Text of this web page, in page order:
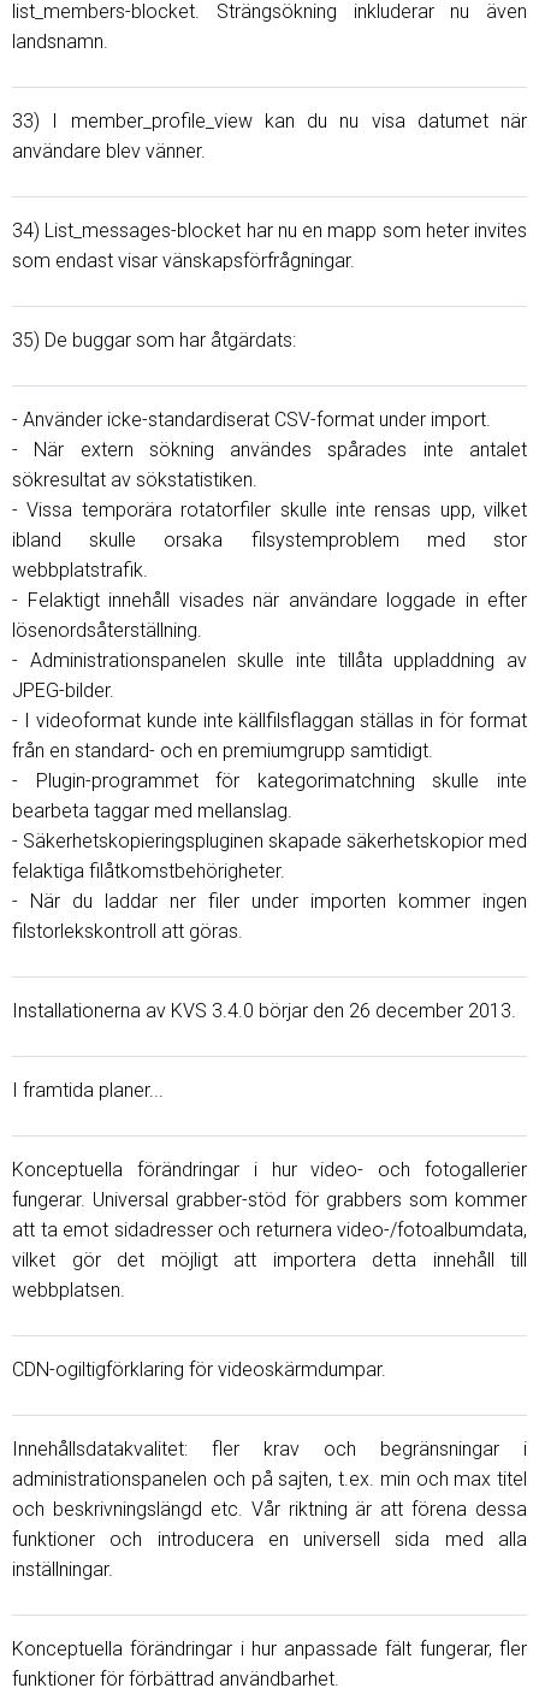
list_members-blocket. Strängsökning inkluderar nu även
landsnamn.
33) I member_profile_view kan du nu visa datumet när
användare blev vänner.
34) List_messages-blocket har nu en mapp som heter invites
som endast visar vänskapsförfrågningar.
35) De buggar som har åtgärdats:
- Använder icke-standardiserat CSV-format under import.
- När extern sökning användes spårades inte antalet
sökresultat av sökstatistiken.
- Vissa temporära rotatorfiler skulle inte rensas upp, vilket
ibland skulle orsaka filsystemproblem med stor
webbplatstrafik.
- Felaktigt innehåll visades när användare loggade in efter
lösenordsåterställning.
- Administrationspanelen skulle inte tillåta uppladdning av
JPEG-bilder.
- I videoformat kunde inte källfilsflaggan ställas in för format
från en standard- och en premiumgrupp samtidigt.
- Plugin-programmet för kategorimatchning skulle inte
bearbeta taggar med mellanslag.
- Säkerhetskopieringspluginen skapade säkerhetskopior med
felaktiga filåtkomstbehörigheter.
- När du laddar ner filer under importen kommer ingen
filstorlekskontroll att göras.
Installationerna av KVS 3.4.0 börjar den 26 december 2013.
I framtida planer...
Konceptuella förändringar i hur video- och fotogallerier
fungerar. Universal grabber-stöd för grabbers som kommer
att ta emot sidadresser och returnera video-/fotoalbumdata,
vilket gör det möjligt att importera detta innehåll till
webbplatsen.
CDN-ogiltigförklaring för videoskärmdumpar.
Innehållsdatakvalitet: fler krav och begränsningar i
administrationspanelen och på sajten, t.ex. min och max titel
och beskrivningslängd etc. Vår riktning är att förena dessa
funktioner och introducera en universell sida med alla
inställningar.
Konceptuella förändringar i hur anpassade fält fungerar, fler
funktioner för förbättrad användbarhet.